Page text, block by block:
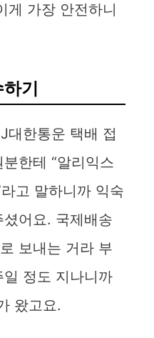
게 가장 안전하니
기
대한통운 택배 접
한테 “알리익스
고 말하니까 익숙
어요. 국제배송
보내는 거라 부
정도 지나니까
왔고요.